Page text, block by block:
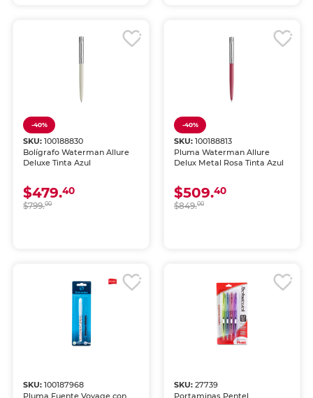
-40%
SKU:100188830
Bolígrafo Waterman Allure
Deluxe Tinta Azul
$479.40
$799.00
-40%
SKU: 100188813
Pluma Waterman Allure
Delux Metal Rosa Tinta Azul
$509.40
$849.00
SKU:100187968
Pluma Fuente Voyage con
SKU: 27739
Portaminas Pentel